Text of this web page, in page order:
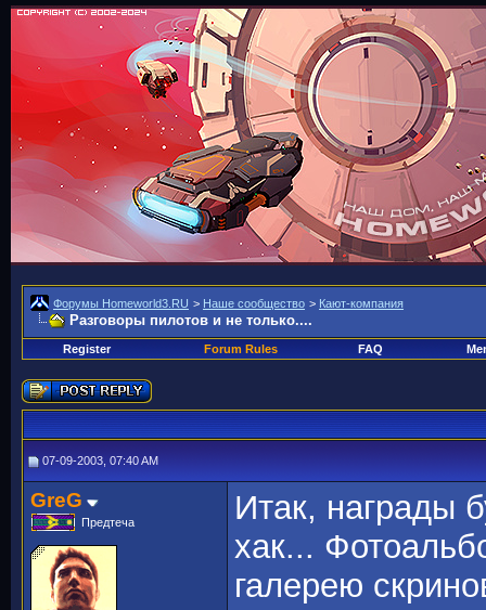
Форумы Homeworld3.RU > Наше сообщество > Кают-компания
Разговоры пилотов и не только....
Register Forum Rules FAQ
07-09-2003, 07:40 AM
GreG
Предтеча
Итак, награды
хак...
галерею